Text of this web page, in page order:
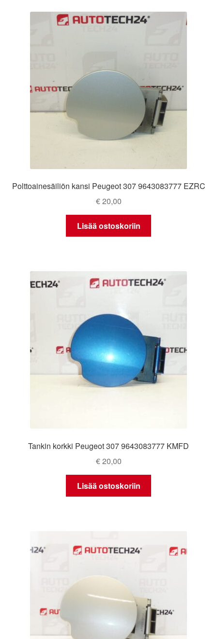
Polttoainesäiliön kansi Peugeot 307 9643083777 EZRC
€20,00
Lisää ostoskoriin
Tankin korkki Peugeot 307 9643083777 KMFD
€20,00
Lisää ostoskoriin